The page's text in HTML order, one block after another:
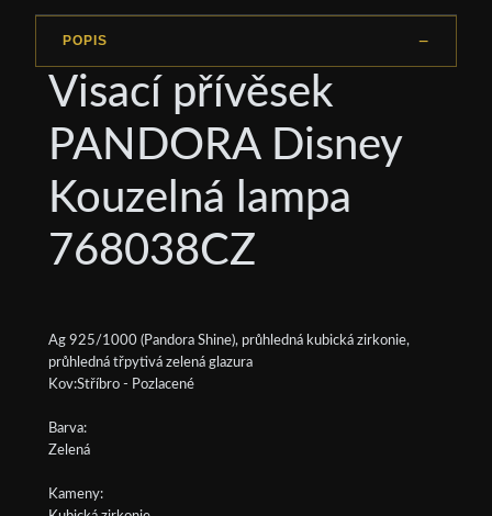
POPIS
Visací přívěsek
PANDORA Disney
Kouzelná lampa
768038CZ
Ag 925/1000 (Pandora Shine), průhledná kubická zirkonie,
průhledná třpytivá zelená glazura
Kov:Stříbro - Pozlacené
Barva:
Zelená
Kameny: